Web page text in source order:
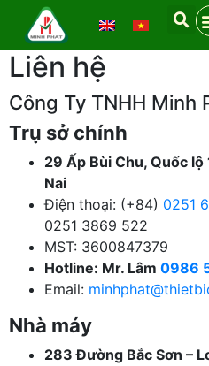
Liên hệ
Công Ty TNHH Minh
Trụ sở chính
29 Ấp Bùi Chu, Quốc
Nai
Điện thoại: (+84) 0251
0251 3869 522
MST: 3600847379
Hotline: Mr. Lâm 0986
Email:
Nhà máy
283 Đường Bắc Sơn –